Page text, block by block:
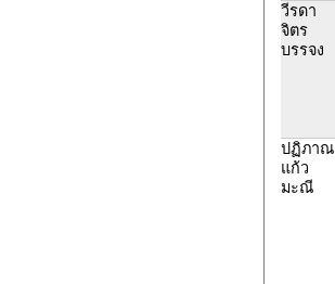
วีรดา
จิตร
บรรจง
ปฏิภาณ
แก้ว
มะณี